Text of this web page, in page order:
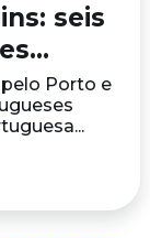
seis
pelo Porto e